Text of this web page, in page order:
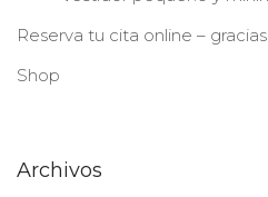
Reserva tu cita online – gracias
Shop
Archivos